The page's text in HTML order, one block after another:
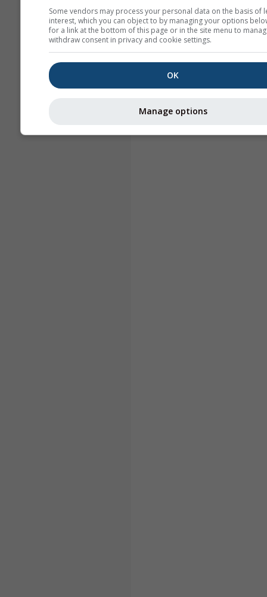
Some vendors may process your personal data on the basis of
interest, which you can object to by managing your options
for a link at the bottom of this page or in the site menu to
withdraw consent in privacy and cookie settings.
OK
Manage options